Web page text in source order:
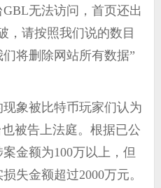
无法访问，首页还出
，请按照我们说的数目
将删除网站所有数据”
象被比特币玩家们认为
被告上法庭。根据已公
金额为100万以上，但
失金额超过2000万元。